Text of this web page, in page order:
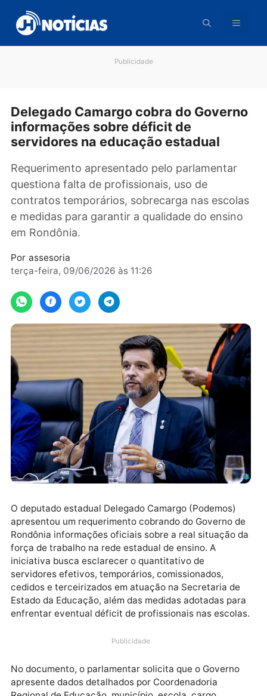
para
conteúdo
Delegado Camargo cobra do
informações sobre déficit de
Requerimento apresentado pelo parlamentar
questiona falta de profissionais, uso de
contratos temporários, sobrecarga nas
e medidas para garantir a qualidade do
em Rondônia.
terça-feira, 09/06/2026 às 11:26
O deputado estadual Delegado Camargo (Podemos)
apresentou um requerimento cobrando do Governo
Rondônia informações oficiais sobre a real situação
força de trabalho na rede estadual de ensino. A
iniciativa busca esclarecer o quantitativo de
servidores efetivos, temporários, comissionados,
Estado da Educação, além das medidas adotadas
enfrentar eventual déficit de profissionais nas